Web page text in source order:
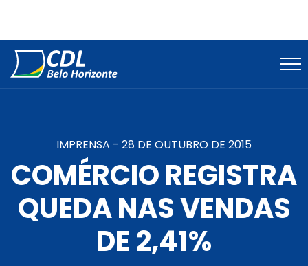
IMPRENSA - 28 DE OUTUBRO DE 2015
COMÉRCIO REGISTRA
QUEDA NAS VENDAS
DE 2,41%